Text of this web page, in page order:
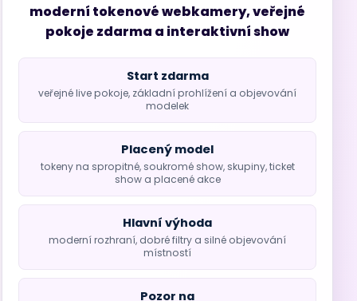
moderní tokenové webkamery, veřejné
pokoje zdarma a interaktivní show
Start zdarma
veřejné live pokoje, základní prohlížení a objevování
modelek
Placený model
tokeny na spropitné, soukromé show, skupiny, ticket
show a placené akce
Hlavní výhoda
moderní rozhraní, dobré filtry a silné objevování
místností
Pozor na